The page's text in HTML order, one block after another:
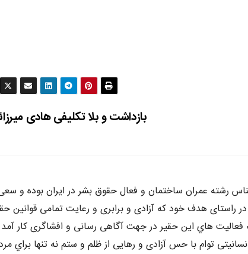
بازداشت و بلا تکلیفی هادی
سال ٦٥ در كرج ،كارشناس رشته عمران ساختمان و فعال حقوق بشر در ايران بوده و
راستاى هدف خود كه آزادى و برابرى و رعايت تمامى قوانين
هاي اين حقير در جهت آگاهى رسانى و افشاگرى كار آمد
توام با حس آزادى و رهايى از ظلم و ستم نه تنها براي